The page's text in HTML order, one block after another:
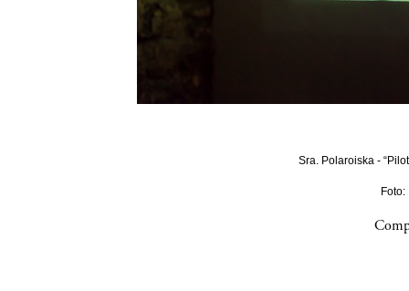
Sra. Polaroiska -